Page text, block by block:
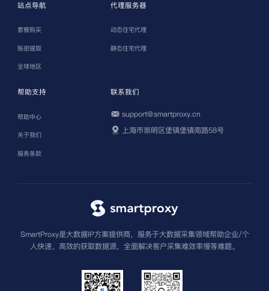
站点导航
套餐购买
账密提取
全球地区
代理服务器
动态住宅代理
静态住宅代理
帮助支持
帮助中心
关于我们
服务条款
联系我们
support@smartproxy.cn
上海市崇明区堡镇堡镇南路58号
SmartProxy是大数据IP方案提供商，服务于大数据采集领域帮助企业/个
人快速、高效的获取数据源，全面解决客户采集难效率慢等难题。